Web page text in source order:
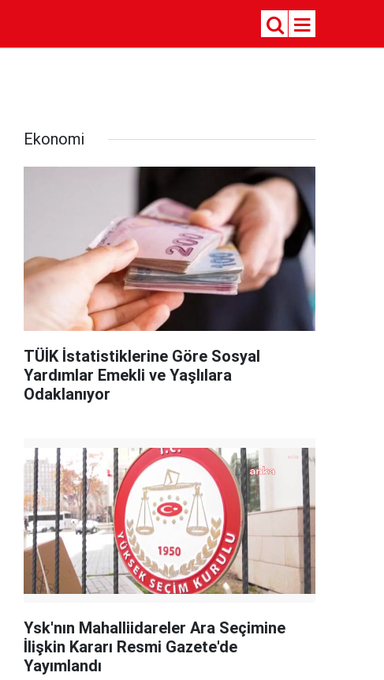
Ekonomi
TÜİK İstatistiklerine Göre Sosyal
Yardımlar Emekli ve Yaşlılara
Odaklanıyor
Ysk'nın Mahalliidareler Ara Seçimine
İlişkin Kararı Resmi Gazete'de
Yayımlandı